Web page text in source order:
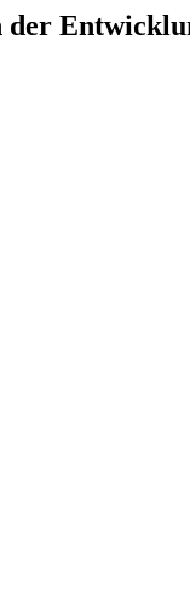
der